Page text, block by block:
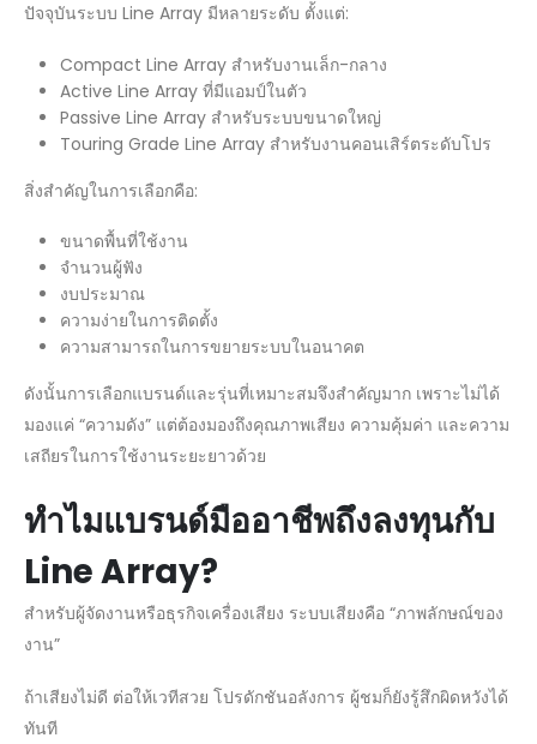
ปัจจุบันระบบ Line Array มีหลายระดับ ตั้งแต่:
Compact Line Array สำหรับงานเล็ก-กลาง
Active Line Array ที่มีแอมป์ในตัว
Passive Line Array สำหรับระบบขนาดใหญ่
Touring Grade Line Array สำหรับงานคอนเสิร์ตระดับโปร
สิ่งสำคัญในการเลือกคือ:
ขนาดพื้นที่ใช้งาน
จำนวนผู้ฟัง
งบประมาณ
ความง่ายในการติดตั้ง
ความสามารถในการขยายระบบในอนาคต
ดังนั้นการเลือกแบรนด์และรุ่นที่เหมาะสมจึงสำคัญมาก เพราะไม่ได้
มองแค่ “ความดัง” แต่ต้องมองถึงคุณภาพเสียง ความคุ้มค่า และความ
เสถียรในการใช้งานระยะยาวด้วย
ทำไมแบรนด์มืออาชีพถึงลงทุนกับ
Line Array?
สำหรับผู้จัดงานหรือธุรกิจเครื่องเสียง ระบบเสียงคือ “ภาพลักษณ์ของ
งาน”
ถ้าเสียงไม่ดี ต่อให้เวทีสวย โปรดักชันอลังการ ผู้ชมก็ยังรู้สึกผิดหวังได้
ทันที